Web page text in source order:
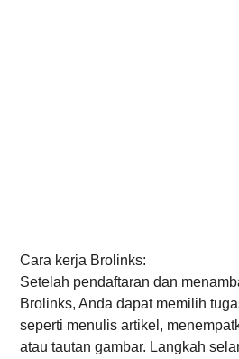
Cara kerja Brolinks:
Setelah pendaftaran dan
Brolinks, Anda dapat memilih
seperti menulis artikel,
atau tautan gambar. Langkah